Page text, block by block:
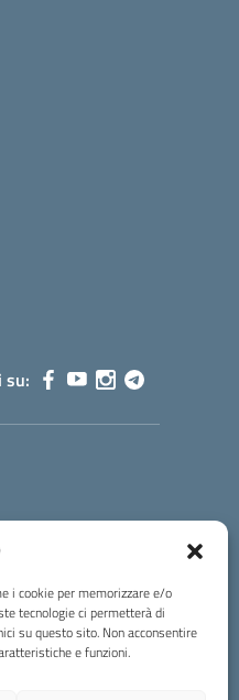
i cookie per memorizzare e/o
tecnologie ci permetterà di
su questo sito. Non acconsentire
e funzioni.
su: